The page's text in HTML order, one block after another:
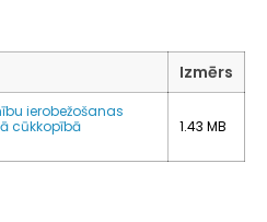
Izmērs
ierobežošanas
cūkkopībā
1.43 MB